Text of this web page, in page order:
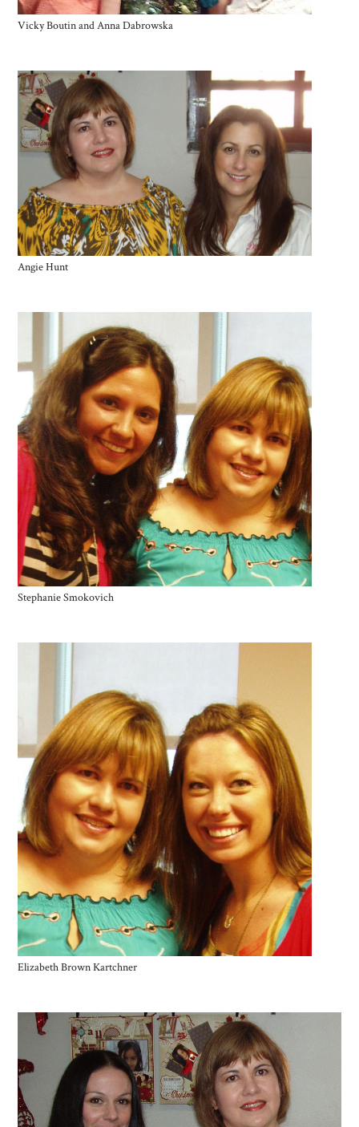
Vicky Boutin and Anna Dabrowska
Angie Hunt
Stephanie Smokovich
Elizabeth Brown Kartchner